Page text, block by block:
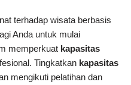
terhadap wisata berbasis
Anda untuk mulai
memperkuat kapasitas
Tingkatkan kapasitas
mengikuti pelatihan dan